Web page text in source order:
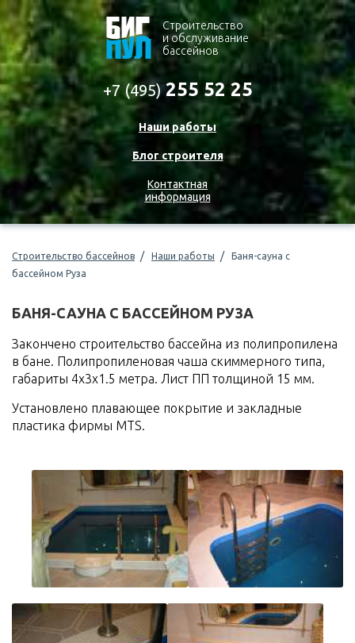
Cтроительство
и обслуживание
бассейнов
+7 (495)255 52 25
Наши работы
Блог строителя
Контактная
информация
Строительство бассейнов Наши работы
Баня-сауна с
бассейном Руза
БАНЯ-САУНА С БАССЕЙНОМ РУЗА
Закончено строительство бассейна из полипропилена
в бане. Полипропиленовая чаша скиммерного типа,
габариты 4х3х1.5 метра. Лист ПП толщиной 15 мм.
Установлено плавающее покрытие и закладные
пластика фирмы MTS.